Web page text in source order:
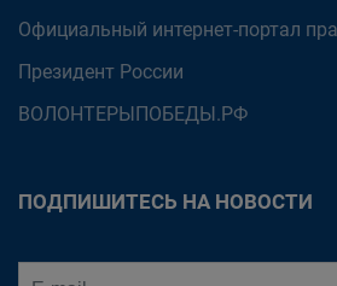
Официальный интернет-портал
Президент России
ВОЛОНТЕРЫПОБЕДЫ.РФ
ПОДПИШИТЕСЬ НА НОВОСТИ